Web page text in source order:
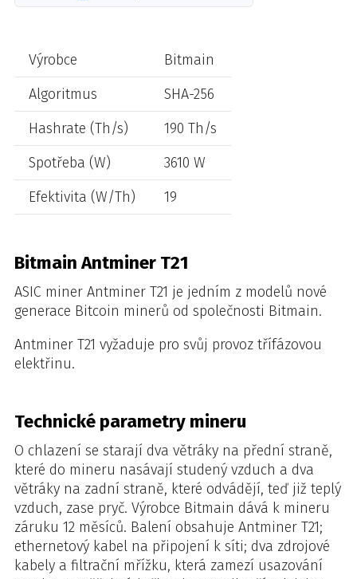
Výrobce
Bitmain
Algoritmus
SHA-256
Hashrate (Th/s)
190 Th/s
Spotřeba (W)
3610 W
Efektivita (W/Th)
19
Bitmain Antminer T21
ASIC miner Antminer T21 je jedním z modelů nové
generace Bitcoin minerů od společnosti Bitmain.
Antminer T21 vyžaduje pro svůj provoz třífázovou
elektřinu.
Technické parametry mineru
O chlazení se starají dva větráky na přední straně,
které do mineru nasávají studený vzduch a dva
větráky na zadní straně, které odvádějí, teď již teplý
vzduch, zase pryč. Výrobce Bitmain dává k mineru
záruku 12 měsíců. Balení obsahuje Antminer T21;
ethernetový kabel na připojení k síti; dva zdrojové
kabely a filtrační mřížku, která zamezí usazování